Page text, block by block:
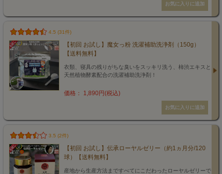
4.5 (31件)
【初回 お試し】魔女っ粉 洗濯補助洗浄剤（150g）
【送料無料】
衣類、寝具の残りがちな臭いをスッキリ洗う、柿渋エキスと
天然植物酵素配合の洗濯補助洗浄剤！
価格： 1,890円(税込)
3.5 (2件)
【初回 お試し】伝承ローヤルゼリー（約1ヵ月分/120
球）【送料無料】
産地から生産方法まですべてにこだわったローヤルゼリーで